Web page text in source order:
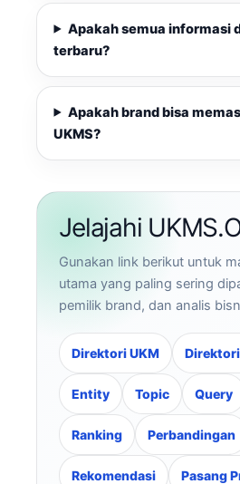
Apakah semua informasi
terbaru?
Apakah brand bisa
UKMS?
Jelajahi
Gunakan link berikut untuk
utama yang paling sering
pemilik brand, dan analis
Direktori UKM
Entity Topic Query
Ranking Perbandingan
Rekomendasi Pasang